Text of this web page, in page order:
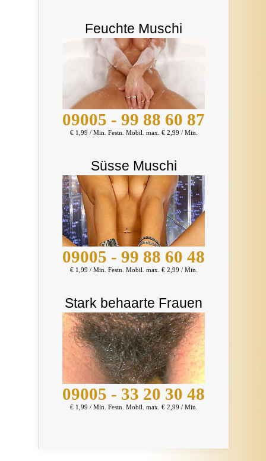
Feuchte Muschi
09005 - 99 88 60 87
€ 1,99 / Min. Festn. Mobil. max. € 2,99 / Min.
Süsse Muschi
09005 - 99 88 60 48
€ 1,99 / Min. Festn. Mobil. max. € 2,99 / Min.
Stark behaarte Frauen
09005 - 33 20 30 48
€ 1,99 / Min. Festn. Mobil. max. € 2,99 / Min.